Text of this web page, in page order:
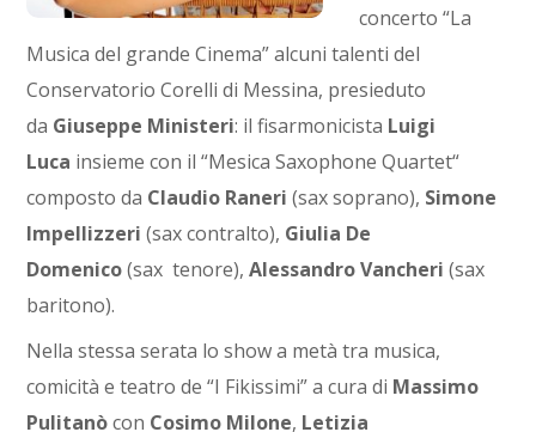
concerto “La
Musica del grande Cinema” alcuni talenti del
Conservatorio Corelli di Messina, presieduto
da Giuseppe Ministeri: il fisarmonicista Luigi
Luca insieme con il “Mesica Saxophone Quartet“
composto da Claudio Raneri (sax soprano), Simone
Impellizzeri (sax contralto), Giulia De
Domenico(sax tenore),Alessandro Vancheri (sax
baritono).
Nella stessa serata lo show a metà tra musica,
comicità e teatro de “I Fikissimi” a cura di Massimo
Pulitanòcon Cosimo Milone, Letizia